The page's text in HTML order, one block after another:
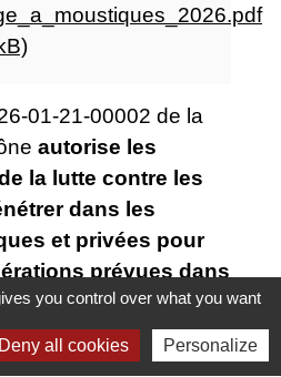
01-21-00002 de la
autorise les
la lutte contre les
dans les
et privées pour
prévues dans
16 décembre 1964
contre les
you control over what you want
Deny all cookies Personalize